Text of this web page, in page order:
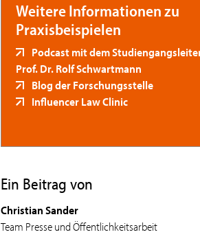
Weitere Informationen zu
Praxisbeispielen
Podcast mit dem
Prof. Dr. Rolf Schwartmann
Blog der Forschungsstelle
Influencer Law Clinic
Ein Beitrag von
Christian Sander
Team Presse und Öffentlichkeitsarbeit